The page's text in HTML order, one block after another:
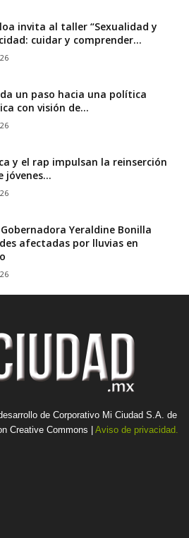
invita al taller “Sexualidad y
cuidar y comprender...
un paso hacia una política
con visión de...
y el rap impulsan la reinserción
jóvenes...
Yeraldine Bonilla
afectadas por lluvias en
de Corporativo Mi Ciudad S.A. de
Creative Commons | Aviso de privacidad.